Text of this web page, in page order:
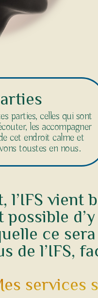
parties, celles qui sont
les accompagner
cet endroit calme et
toustes en nous.
l’IFS vient
possible
ce
de l’IFS,
services